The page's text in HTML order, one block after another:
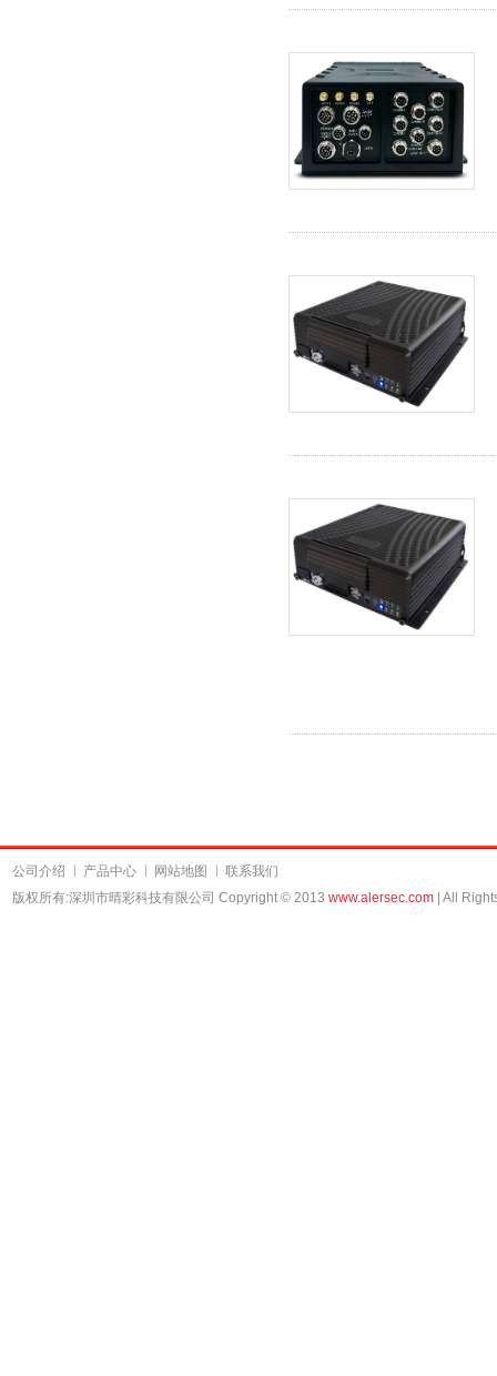
公司介绍 产品中心 网站地图
联系我们
版权所有:深圳市晴彩科技有限公司 Copyright © 2013 www.alersec.com| All